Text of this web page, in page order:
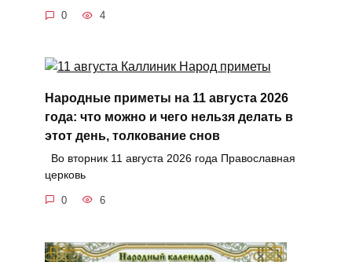
0 4
Народные приметы на 11 августа 2026
года: что можно и чего нельзя делать в
этот день, толкование снов
Во вторник 11 августа 2026 года Православная
церковь
0 6